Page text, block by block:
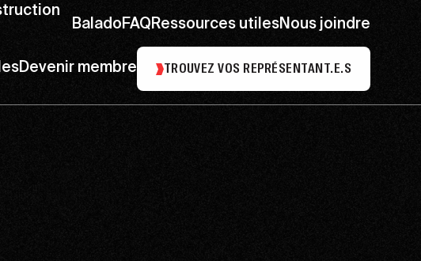
BaladoFAQRessources utilesNous joindre
Devenir membre TROUVEZ VOS REPRÉSENTANT.E.S